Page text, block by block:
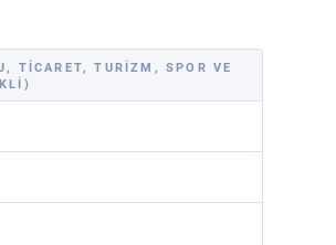
TICARET, TURIZM, SPOR VE